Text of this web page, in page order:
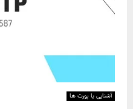
آشنایی با پورت ها